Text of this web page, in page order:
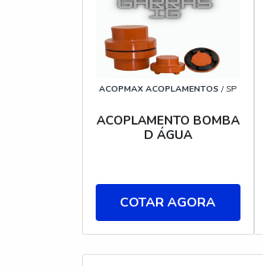
ACOPMAX ACOPLAMENTOS / SP
ACOPLAMENTO BOMBA
D ÁGUA
COTAR AGORA